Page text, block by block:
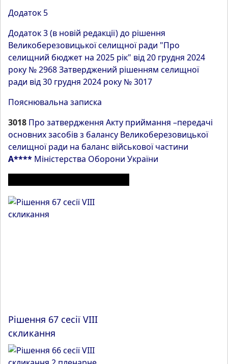
Додаток 5
Додаток 3 (в новій редакції) до рішення
Великоберезовицької селищної ради "Про
селищний бюджет на 2025 рік" від 20 грудня 2024
року № 2968 Затверджений рішенням селищної
ради від 30 грудня 2024 року № 3017
Пояснювальна записка
3018 Про затвердження Акту приймання –передачі
основних засобів з балансу Великоберезовицької
селищної ради на баланс військової частини
А**** Міністерства Оборони України
Рішення 67 сесії VIII
скликання